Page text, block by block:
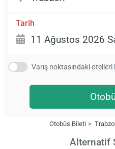
Tarih
Varış noktasındaki otelleri
Otobüs Bileti
Alternatif